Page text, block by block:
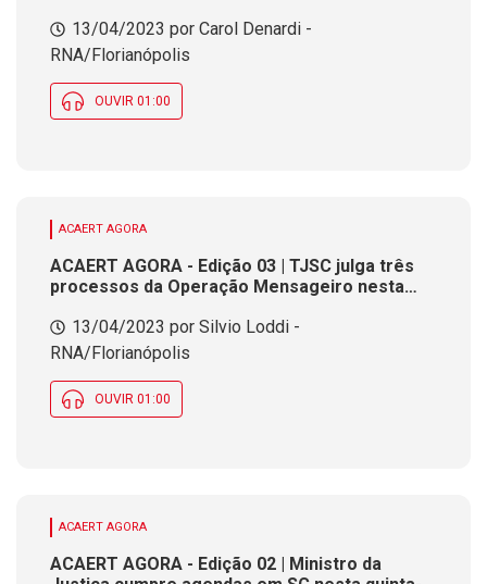
13/04/2023 por Carol Denardi -
RNA/Florianópolis
OUVIR 01:00
ACAERT AGORA
ACAERT AGORA - Edição 03 | TJSC julga três
processos da Operação Mensageiro nesta
13/04/2023 por Silvio Loddi -
RNA/Florianópolis
OUVIR 01:00
ACAERT AGORA
ACAERT AGORA - Edição 02 | Ministro da